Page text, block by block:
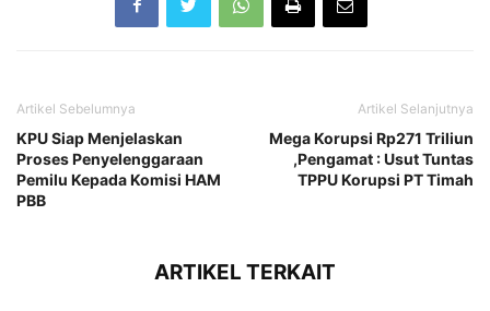
Artikel Sebelumnya
KPU Siap Menjelaskan
Proses Penyelenggaraan
Pemilu Kepada Komisi HAM
PBB
Artikel Selanjutnya
Mega Korupsi Rp271 Triliun
,Pengamat : Usut Tuntas
TPPU Korupsi PT Timah
ARTIKEL TERKAIT